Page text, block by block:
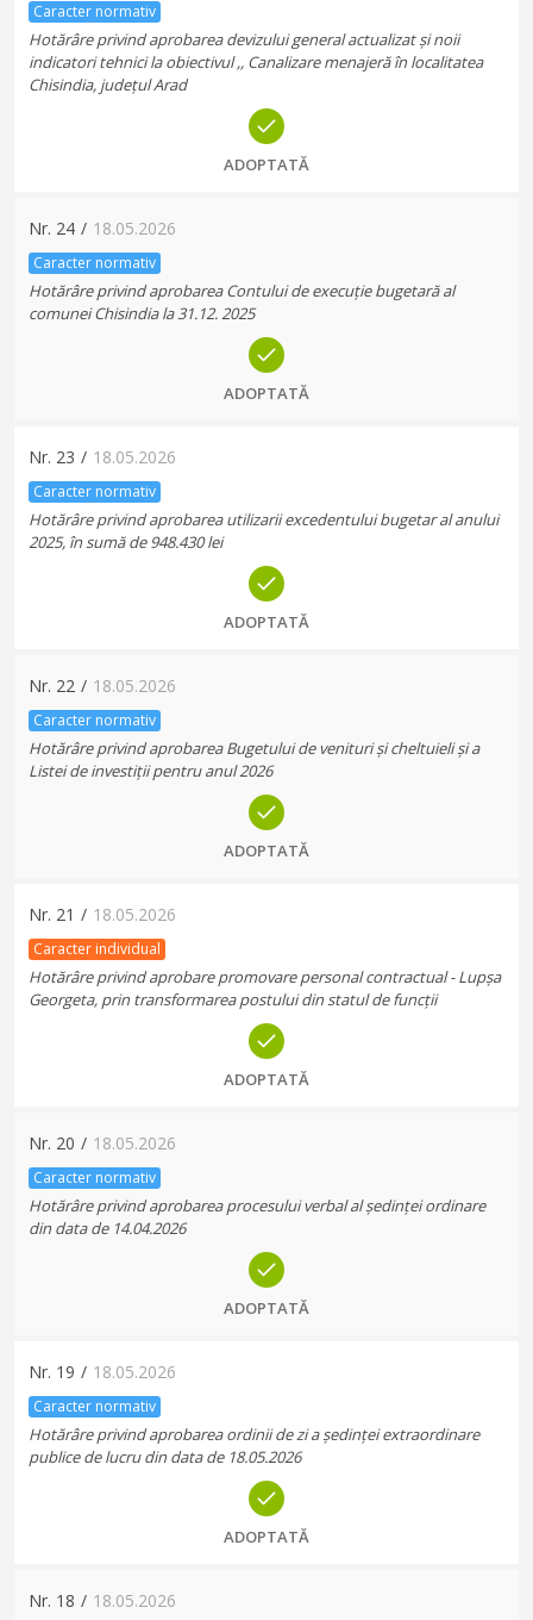
Caracter normativ
Hotărâre privind aprobarea devizului general actualizat și noii
indicatori tehnici la obiectivul ,, Canalizare menajeră în localitatea
Chisindia, județul Arad
ADOPTATĂ
Nr. 24 / 18.05.2026
Caracter normativ
Hotărâre privind aprobarea Contului de execuție bugetară al
comunei Chisindia la 31.12. 2025
ADOPTATĂ
Nr. 23 / 18.05.2026
Caracter normativ
Hotărâre privind aprobarea utilizarii excedentului bugetar al anului
2025, în sumă de 948.430 lei
ADOPTATĂ
Nr. 22 / 18.05.2026
Caracter normativ
Hotărâre privind aprobarea Bugetului de venituri și cheltuieli și a
Listei de investiții pentru anul 2026
ADOPTATĂ
Nr. 21 / 18.05.2026
Caracter individual
Hotărâre privind aprobare promovare personal contractual - Lupșa
Georgeta, prin transformarea postului din statul de funcții
ADOPTATĂ
Nr. 20 / 18.05.2026
Caracter normativ
Hotărâre privind aprobarea procesului verbal al ședinței ordinare
din data de 14.04.2026
ADOPTATĂ
Nr. 19 / 18.05.2026
Caracter normativ
Hotărâre privind aprobarea ordinii de zi a ședinței extraordinare
publice de lucru din data de 18.05.2026
ADOPTATĂ
Nr. 18 / 18.05.2026